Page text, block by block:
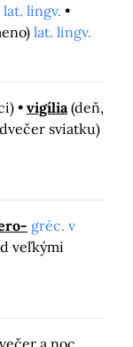
lat. lingv.
lat. lingv.
vigília (deň,
sviatku)
gréc. v
veľkými